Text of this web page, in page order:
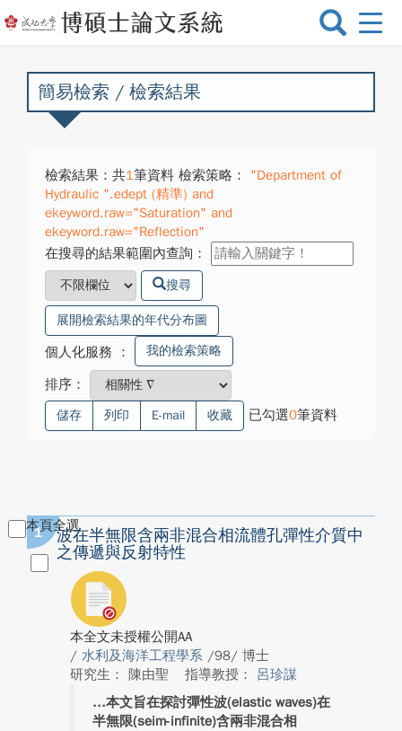
選
換
簡易檢索 / 檢索結果
檢索結果：共1筆資料 檢索策略：
"Department of
Hydraulic ".edept (精準) and
ekeyword.raw="Saturation" and
ekeyword.raw="Reflection"
在搜尋的結果範圍內查詢：
搜尋
展開檢索結果的年代分布圖
個人化服務 ： 我的檢索策略
排序：
儲存 列印 E-mail 收藏 已勾選0筆資料
本頁全選
1
波在半無限含兩非混合相流體孔彈性介質中
之傳遞與反射特性
本全文未授權公開AA
/ 水利及海洋工程學系 /98/ 博士
研究生： 陳由聖
指導教授： 呂珍謀
本文旨在探討彈性波(elastic waves)在
半無限(seim-infinite)含兩非混合相